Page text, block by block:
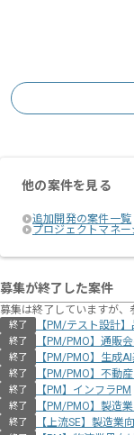
他の案件を見る
追加開発の案件一覧
プロジェクトマネ
募集が終了した案件
募集は終了していますが
終了 【PM/テスト設計
終了 【PM/PMO】通販
終了 【PM/PMO】生成
終了 【PM/PMO】不動
終了 【PM】インフラPM
終了 【PM/PMO】製造
終了 【上流SE】製造業